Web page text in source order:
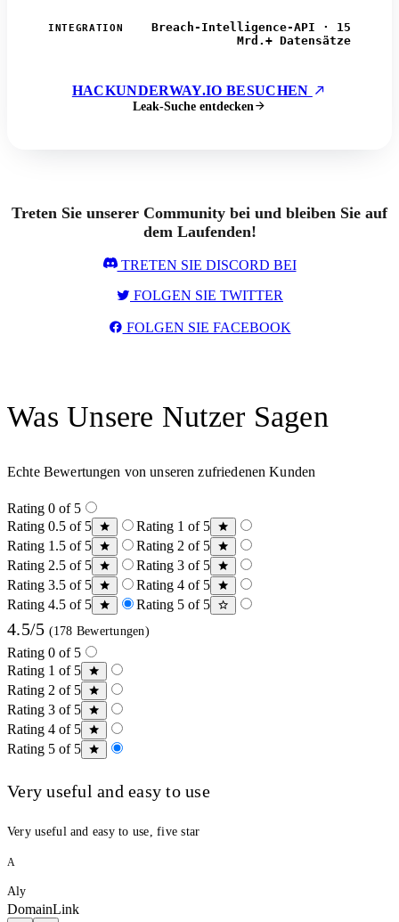
INTEGRATION
Breach-Intelligence-API · 15
Mrd.+ Datensätze
HACKUNDERWAY.IO BESUCHEN
Leak-Suche entdecken
Treten Sie unserer Community bei und bleiben Sie auf
dem Laufenden!
TRETEN SIE DISCORD BEI
FOLGEN SIE TWITTER
FOLGEN SIE FACEBOOK
Was Unsere Nutzer Sagen
Echte Bewertungen von unseren zufriedenen Kunden
Rating 0 of 5
Rating 0.5 of 5
Rating 1 of 5
Rating 1.5 of 5
Rating 2 of 5
Rating 2.5 of 5
Rating 3 of 5
Rating 3.5 of 5
Rating 4 of 5
Rating 4.5 of 5
Rating 5 of 5
4.5/5 (178 Bewertungen)
Rating 0 of 5
Rating 1 of 5
Rating 2 of 5
Rating 3 of 5
Rating 4 of 5
Rating 5 of 5
Very useful and easy to use
Very useful and easy to use, five star
A
Aly
DomainLink